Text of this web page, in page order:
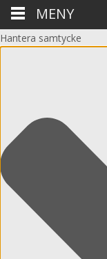
Hantera samtycke
MENY